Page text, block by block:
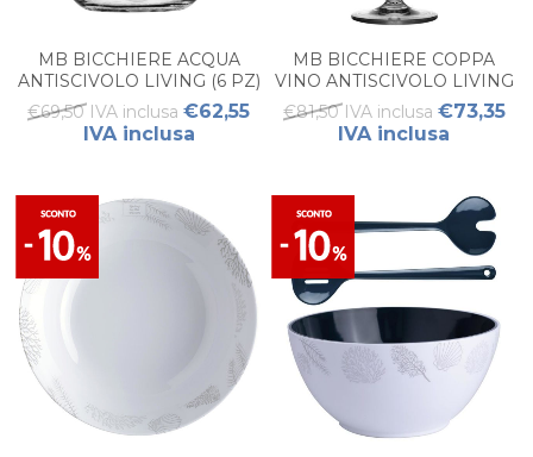
MB BICCHIERE ACQUA
ANTISCIVOLO LIVING (6 PZ)
€69,50 IVA inclusa €62,55
IVA inclusa
MB BICCHIERE COPPA
VINO ANTISCIVOLO LIVING
(6PZ)
€81,50 IVA inclusa €73,35
IVA inclusa